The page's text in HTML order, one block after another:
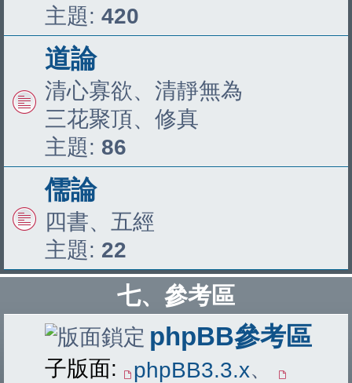
主題: 420
道論
清心寡欲、清靜無為
三花聚頂、修真
主題: 86
儒論
四書、五經
主題: 22
七、參考區
phpBB參考區
子版面: phpBB3.3.x、